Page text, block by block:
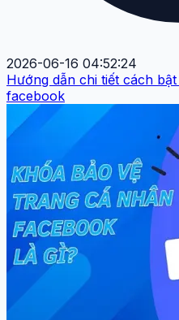
2026-06-16 04:52:24
Hướng dẫn chi tiết cách
facebook